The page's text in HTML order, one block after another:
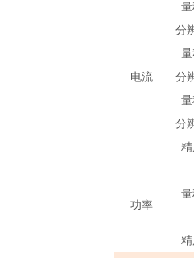
电流
分
分
分
功率